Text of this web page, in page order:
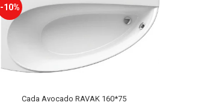
-10%
Cada Avocado RAVAK 160*75